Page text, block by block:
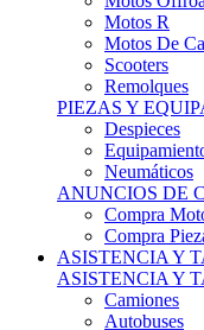
Motos R
Motos De
Scooters
Remolques
PIEZAS Y
Despieces
Neumáticos
ANUNCIOS DE
Compra
Compra
ASISTENCIA Y
ASISTENCIA Y
Camiones
Autobuses